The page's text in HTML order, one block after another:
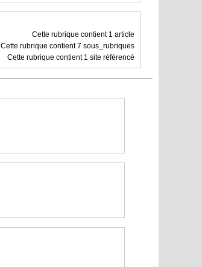
Cette rubrique contient 1 article
Cette rubrique contient 7 sous_rubriques
Cette rubrique contient 1 site référencé